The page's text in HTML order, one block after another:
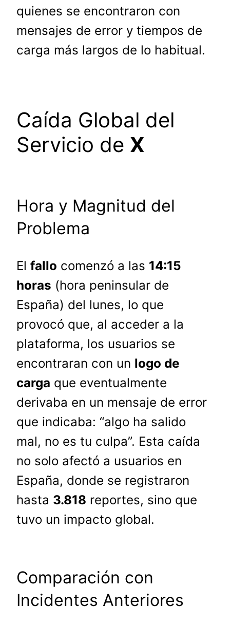
quienes se encontraron con
mensajes de error y tiempos de
carga más largos de lo habitual.
Caída Global del
Servicio de X
Hora y Magnitud del
Problema
El fallo comenzó a las 14:15
horas (hora peninsular de
España) del lunes, lo que
provocó que, al acceder a la
plataforma, los usuarios se
encontraran con un logo de
carga que eventualmente
derivaba en un mensaje de error
que indicaba: “algo ha salido
mal, no es tu culpa”. Esta caída
no solo afectó a usuarios en
España, donde se registraron
hasta 3.818 reportes, sino que
tuvo un impacto global.
Comparación con
Incidentes Anteriores